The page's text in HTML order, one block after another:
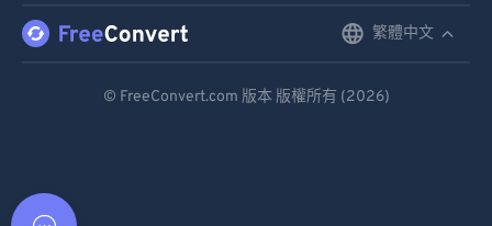
繁體中文
© FreeConvert.com 版本 版權所有 (2026)